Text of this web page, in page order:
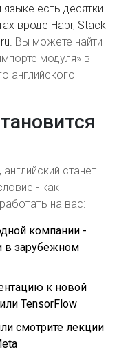
есть десятки
вроде Habr, Stack
Вы можете найти
модуля» в
английского
станет
- как
на вас:
компании -
в зарубежном
к новой
TensorFlow
смотрите лекции